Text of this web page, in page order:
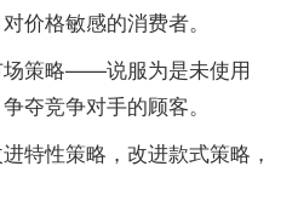
格敏感的消费者。
策略——说服为是未使用
夺竞争对手的顾客。
性策略，改进款式策略，